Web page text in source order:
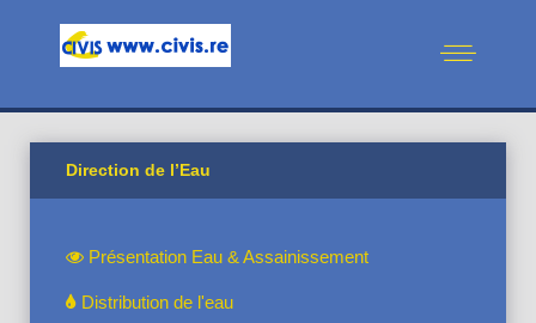
Direction de l’Eau
Présentation Eau & Assainissement
Distribution de l'eau